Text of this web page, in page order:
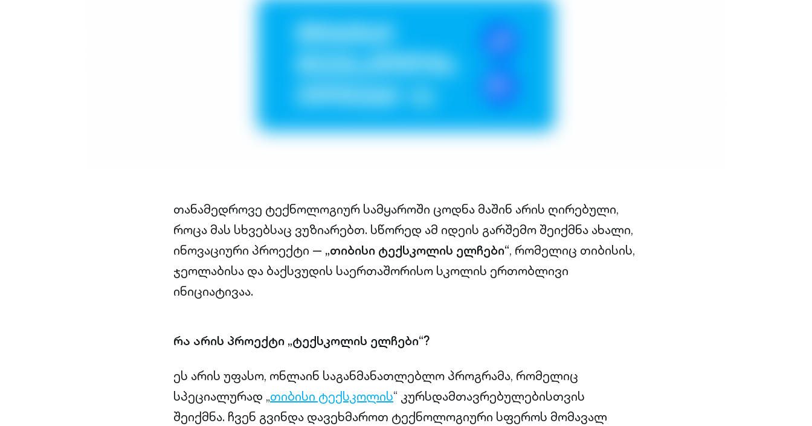
თანამედროვე ტექნოლოგიურ სამყაროში ცოდნა მაშინ არის ღირებული,
როცა მას სხვებსაც ვუზიარებთ. სწორედ ამ იდეის გარშემო შეიქმნა ახალი,
ინოვაციური პროექტი — „თიბისი ტექსკოლის ელჩები“, რომელიც თიბისის,
ჯეოლაბისა და ბაქსვუდის საერთაშორისო სკოლის ერთობლივი
ინიციატივაა.
რა არის პროექტი „ტექსკოლის ელჩები“?
ეს არის უფასო, ონლაინ საგანმანათლებლო პროგრამა, რომელიც
სპეციალურად „თიბისი ტექსკოლის“ კურსდამთავრებულებისთვის
შეიქმნა. ჩვენ გვინდა დავეხმაროთ ტექნოლოგიური სფეროს მომავალ